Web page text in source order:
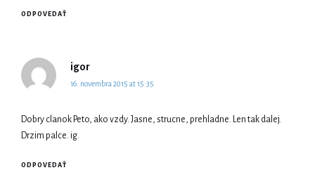
ODPOVEDAŤ
igorsays:
16. novembra 2015 at 15:35
Dobry clanok Peto, ako vzdy. Jasne, strucne, prehladne. Len tak dalej.
Drzim palce. ig.
ODPOVEDAŤ